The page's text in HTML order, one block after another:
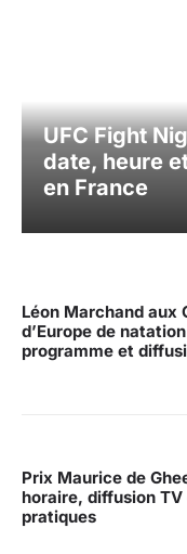
UFC Fight
date, heure
en France
Léon Marchand aux
d’Europe de
programme et
Prix Maurice de
horaire, diffusion
pratiques